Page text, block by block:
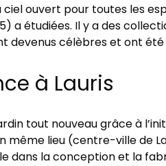
ciel ouvert pour toutes les
a étudiées. Il y a des
devenus célèbres et ont
à Lauris
tout nouveau grâce à
même lieu (centre-ville de
dans la conception et la